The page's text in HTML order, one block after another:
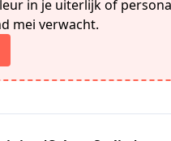
in je uiterlijk of
mei verwacht.